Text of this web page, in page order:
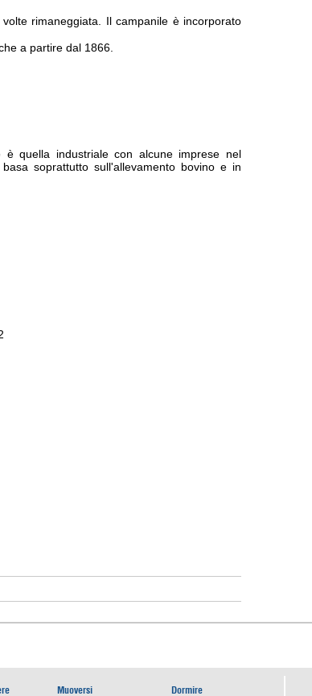
rimaneggiata. Il campanile è incorporato
a partire dal 1866.
è quella industriale con alcune imprese nel
soprattutto sull'allevamento bovino e in
Muoversi Dormire